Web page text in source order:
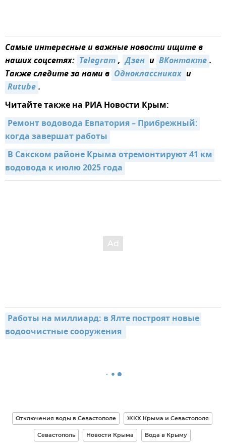
Самые интересные и важные новости ищите в
наших соцсетях: Telegram, Дзен и ВКонтакте.
Также следите за нами в Одноклассниках и
Rutube.
Читайте также на РИА Новости Крым:
Ремонт водовода Евпатория – Прибрежный:
когда завершат работы
В Сакском районе Крыма отремонтируют 41 км
водовода к июлю 2025 года
Работы на миллиард: в Ялте построят новые
водоочистные сооружения
Отключения воды в Севастополе ЖКХ Крыма и Севастополя
Севастополь Новости Крыма Вода в Крыму